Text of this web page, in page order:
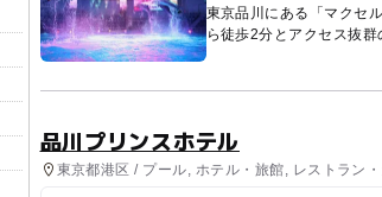
東京品川にある「マクセ
ら徒歩2分とアクセス抜
る最先都市型エンターテ
品川プリンスホテル
東京都港区 / プール, ホテル・旅館, レストラン・